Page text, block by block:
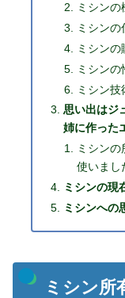
ミシンの
ミシンの
ミシンの
ミシンの
ミシン
思い出はジ
姉に作った
ミシン
使いまし
ミシンの現
ミシンへの
ミシン所